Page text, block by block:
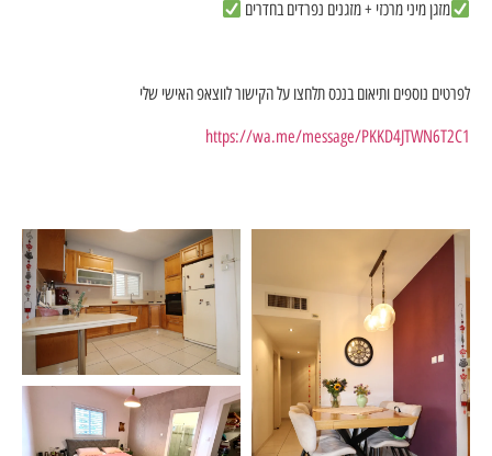
מזגן מיני מרכזי + מזגנים נפרדים בחדרים
לפרטים נוספים ותיאום בנכס תלחצו על הקישור לווצאפ האישי שלי
https://wa.me/message/PKKD4JTWN6T2C1